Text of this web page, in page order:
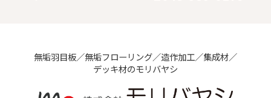
無垢⽻⽬板／無垢フローリング／造作加⼯／集成材／
デッキ材のモリバヤシ